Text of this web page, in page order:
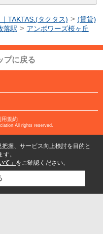
TAKTAS.(タクタス) > (賃貸)
落駅 > アンボワーズ桜ヶ丘
プに戻る
用規約
All rights reserved.
握、サービス向上検討を目的と
。
て」 をご確認ください。